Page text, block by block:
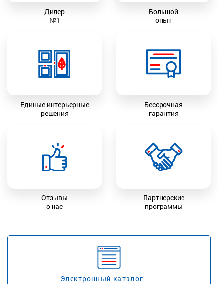
Дилер
№1
Большой
опыт
Единые интерьерные
решения
Бессрочная
гарантия
Отзывы
о нас
Партнерские
программы
Электронный каталог